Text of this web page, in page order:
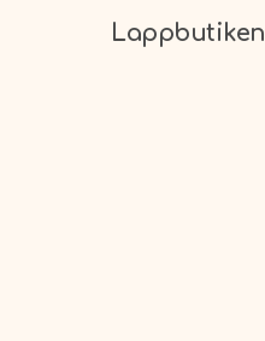
Lappbutiken